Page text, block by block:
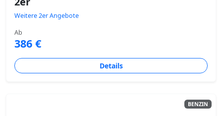
Weitere 2er Angebote
Ab
386 €
Details
BENZIN